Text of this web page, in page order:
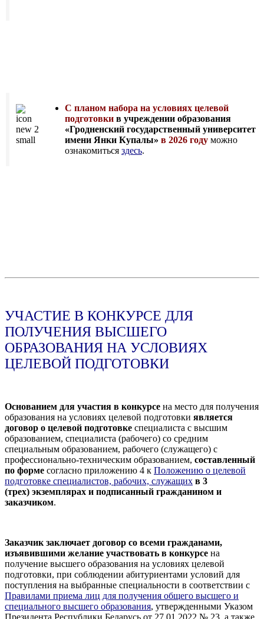
С планом набора на условиях целевой
подготовки в учреждении образования
«Гродненский государственный университет
имени Янки Купалы» в 2026 году можно
ознакомиться здесь.
УЧАСТИЕ В КОНКУРСЕ ДЛЯ
ПОЛУЧЕНИЯ ВЫСШЕГО
ОБРАЗОВАНИЯ НА УСЛОВИЯХ
ЦЕЛЕВОЙ ПОДГОТОВКИ
Основанием для участия в конкурсе на место для получения
образования на условиях целевой подготовки является
договор о целевой подготовке специалиста с высшим
образованием, специалиста (рабочего) со средним
специальным образованием, рабочего (служащего) с
профессионально-техническим образованием, составленный
по форме согласно приложению 4 к Положению о целевой
подготовке специалистов, рабочих, служащих в 3
(трех) экземплярах и подписанный гражданином и
заказчиком.
Заказчик заключает договор со всеми гражданами,
изъявившими желание участвовать в конкурсе на
получение высшего образования на условиях целевой
подготовки, при соблюдении абитуриентами условий для
поступления на выбранные специальности в соответствии с
Правилами приема лиц для получения общего высшего и
специального высшего образования, утвержденными Указом
Президента Республики Беларусь от 27.01.2022 № 23, а также